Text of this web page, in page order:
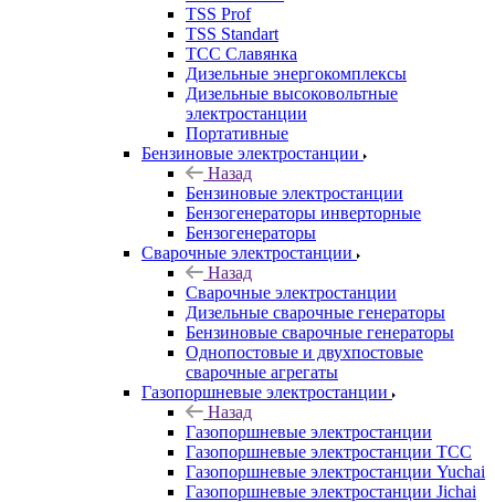
TSS Prof
TSS Standart
ТСС Славянка
Дизельные энергокомплексы
Дизельные высоковольтные
электростанции
Портативные
Бензиновые электростанции
Назад
Бензиновые электростанции
Бензогенераторы инверторные
Бензогенераторы
Сварочные электростанции
Назад
Сварочные электростанции
Дизельные сварочные генераторы
Бензиновые сварочные генераторы
Однопостовые и двухпостовые
сварочные агрегаты
Газопоршневые электростанции
Назад
Газопоршневые электростанции
Газопоршневые электростанции ТСС
Газопоршневые электростанции Yuchai
Газопоршневые электростанции Jichai